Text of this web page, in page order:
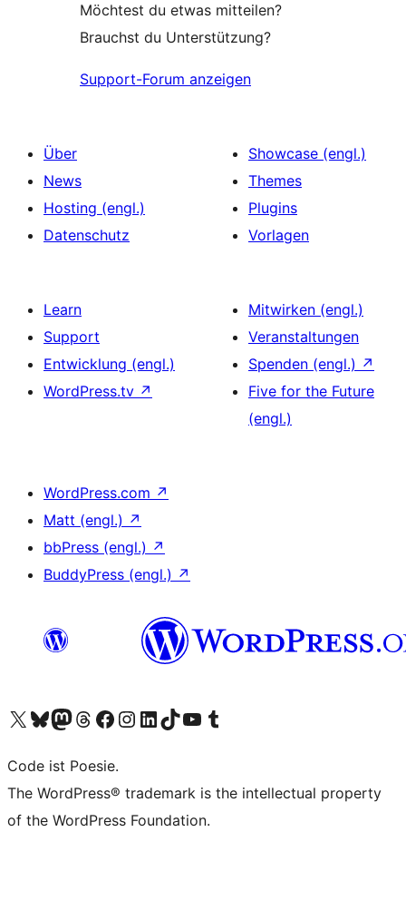
Möchtest du etwas mitteilen?
Brauchst du Unterstützung?
Support-Forum anzeigen
Über
News
Hosting (engl.)
Datenschutz
Showcase (engl.)
Themes
Plugins
Vorlagen
Learn
Support
Entwicklung (engl.)
WordPress.tv ↗
Mitwirken (engl.)
Veranstaltungen
Spenden (engl.) ↗
Five for the Future
(engl.)
WordPress.com ↗
Matt (engl.) ↗
bbPress (engl.) ↗
BuddyPress (engl.) ↗
Unser X-Konto (früher Twitter) besuchen
Unser Bluesky-Konto besuchen
Unser Mastodon-Konto besuchen
Unser Threads-Konto besuchen
Unsere Facebook-Seite besuchen
Unser Instagram-Konto besuchen
Unser LinkedIn-Konto besuchen
Unser TikTok-Konto besuchen
Unseren YouTube-Kanal besuchen
Unser Tumblr-Konto besuchen
Code ist Poesie.
The WordPress® trademark is the intellectual property
of the WordPress Foundation.